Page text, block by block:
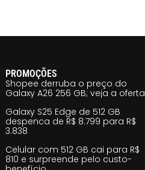
PROMOÇÕES
Shopee derruba o preço do
Galaxy A26 256 GB; veja a oferta
Galaxy S25 Edge de 512 GB
despenca de R$ 8.799 para R$
3.838
Celular com 512 GB cai para R$
810 e surpreende pelo custo-